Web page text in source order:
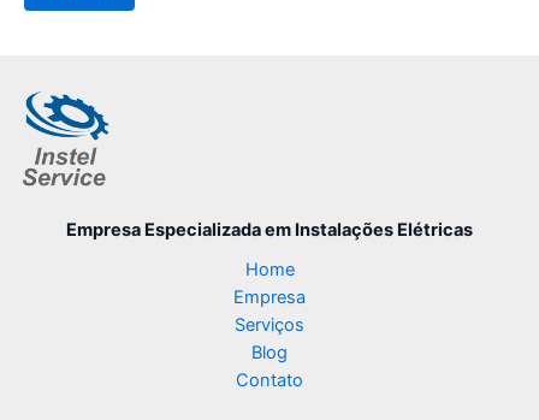
Empresa Especializadaem Instalações Elétricas
Home
Empresa
Serviços
Blog
Contato